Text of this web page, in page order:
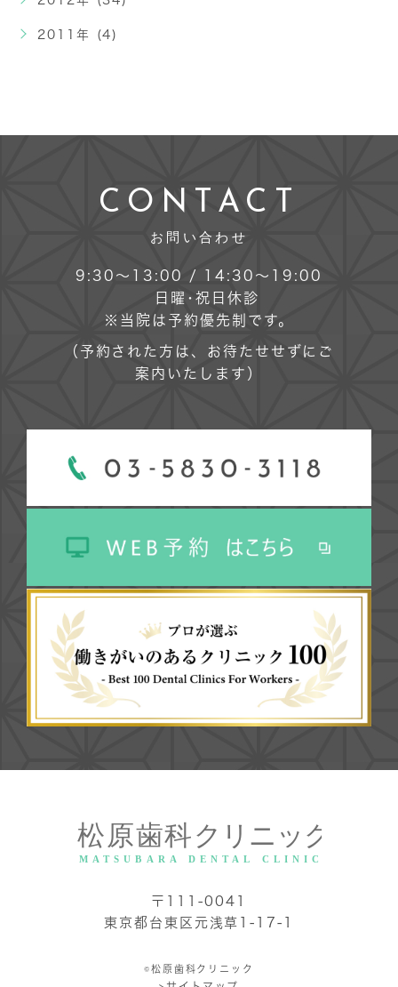
2011年 (4)
CONTACT
お問い合わせ
9:30～13:00 / 14:30～19:00
日曜･祝日休診
※当院は予約優先制です。
（予約された方は、お待たせせずにご
案内いたします）
〒111-0041
東京都台東区元浅草1-17-1
©松原歯科クリニック